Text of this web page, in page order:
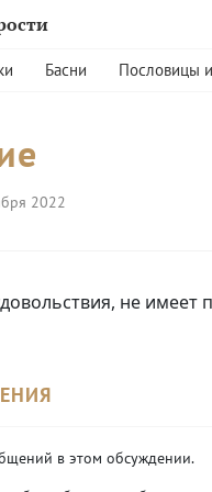
Басни Пословицы
2022
не
в этом обсуждении.